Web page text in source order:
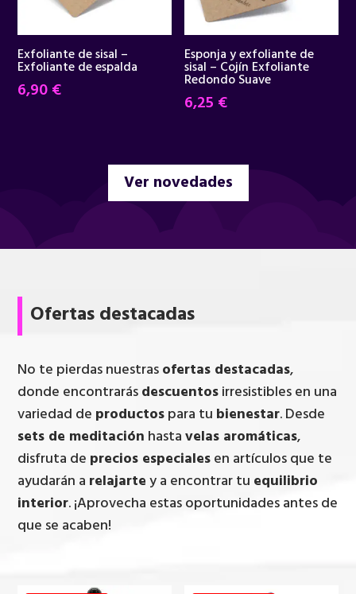
Exfoliante de sisal –
Exfoliante de espalda
6,90€
Esponja y exfoliante de
sisal – Cojín Exfoliante
Redondo Suave
6,25 €
Ver novedades
Ofertas destacadas
No te pierdas nuestrasofertas destacadas,
donde encontrarásdescuentosirresistibles en una
variedad de productospara tu bienestar. Desde
sets de meditación hastavelas aromáticas,
disfruta de precios especialesen artículos que te
ayudarán a relajartey a encontrar tu equilibrio
interior. ¡Aprovecha estas oportunidades antes de
que se acaben!